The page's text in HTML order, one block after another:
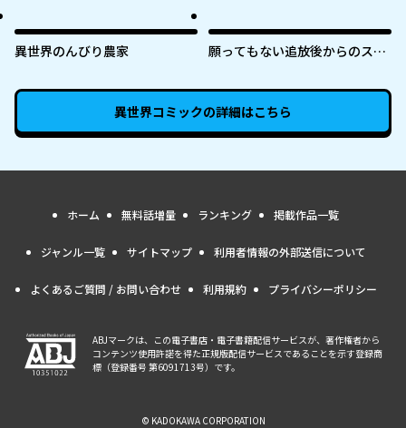
無双する ～レベルアップは人生
を変えた～
異世界のんびり農家
願ってもない追放後からのスロ
り行きで美少女ギャルの師匠に
なったらなぜかめちゃくちゃ懐
かれた〜
異世界コミックの詳細はこちら
ホーム 無料話増量 ランキング 掲載作品一覧
ジャンル一覧 サイトマップ 利用者情報の外部送信について
よくあるご質問 / お問い合わせ 利用規約 プライバシーポリシー
ABJマークは、この電子書店・電子書籍配信サービスが、著作権者から
コンテンツ使用許諾を得た正規版配信サービスであることを示す登録商
標（登録番号 第6091713号）です。
© KADOKAWA CORPORATION